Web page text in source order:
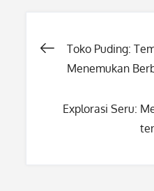
Post
Toko Puding:
Menemukan
Explorasi Seru: